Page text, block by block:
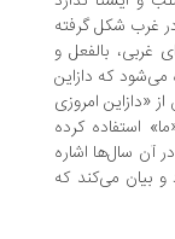
گرفته
بالفعل و
که دازاین
امروزی
کرده
اشاره
می‌کند که